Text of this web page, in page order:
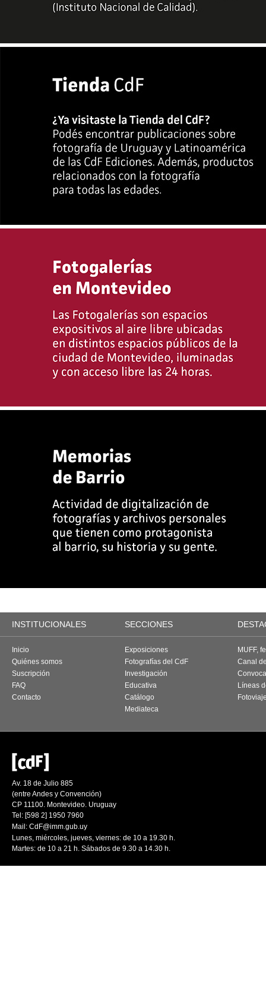
INSTITUCIONALES SECCIONES
Inicio
Quiénes somos
Suscripción
FAQ
Contacto
Exposiciones
Fotografías del CdF
Investigación
Educativa
Catálogo
Mediateca
MUFF,
Canal
Líneas
Av. 18 de Julio 885
(entre Andes y Convención)
CP 11100. Montevideo. Uruguay
Tel: [598 2] 1950 7960
Mail: CdF@imm.gub.uy
Lunes, miércoles, jueves, viernes: de 10 a 19.30 h.
Martes: de 10 a 21 h. Sábados de 9.30 a 14.30 h.